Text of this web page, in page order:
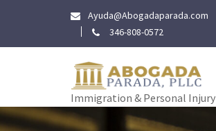
Ayuda@Abogadaparada.com
346-808-0572
Immigration & Personal Injury